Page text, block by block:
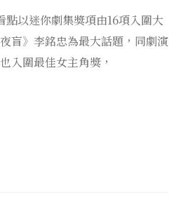
以迷你劇集獎項由16項入圍大
盲》李銘忠為最大話題，同劇演
入圍最佳女主角獎，